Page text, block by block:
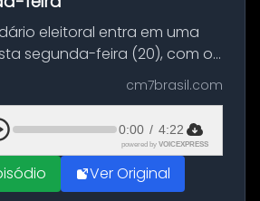
eleitoral entra em uma
segunda-feira (20), com o
destinado às convenções
5 de agosto, partidos e
oficializa...
cm7brasil.com
0:00 / 4:22
powered by VOICEXPRESS
Ver Original